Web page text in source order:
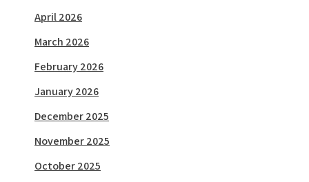
April 2026
March 2026
February 2026
January 2026
December 2025
November 2025
October 2025